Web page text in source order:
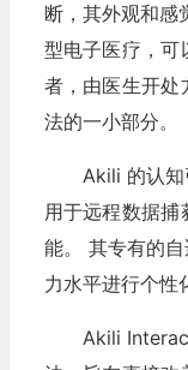
断，其外观和感
型电子医疗，可
者，由医生开处
法的一小部分。
Akili 的认知
用于远程数据
能。 其专有的
力水平进行个性
Akili